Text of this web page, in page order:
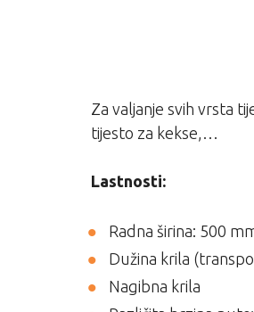
Za valjanje svih vrsta
tijesto za kekse,…
Lastnosti:
Radna širina: 500
Dužina krila
Nagibna krila